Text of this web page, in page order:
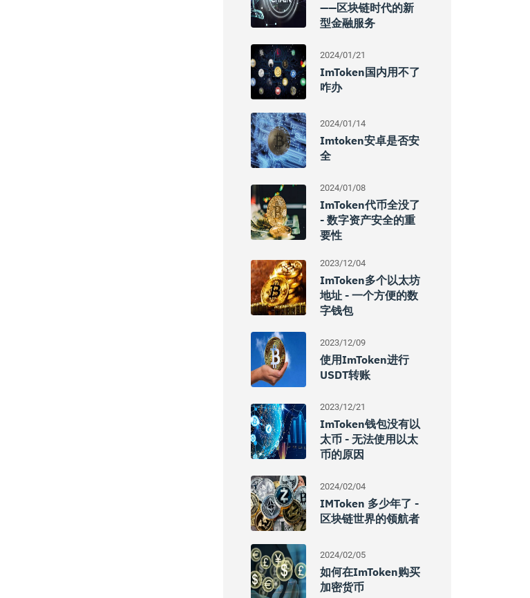
——区块链时代的新
型金融服务
2024/01/21
ImToken国内用不了
咋办
2024/01/14
Imtoken安卓是否安
全
2024/01/08
ImToken代币全没了
- 数字资产安全的重
要性
2023/12/04
ImToken多个以太坊
地址 - 一个方便的数
字钱包
2023/12/09
使用imToken进行
USDT转账
2023/12/21
ImToken钱包没有以
太币 - 无法使用以太
币的原因
2024/02/04
IMToken 多少年了 -
区块链世界的领航者
2024/02/05
如何在imToken购买
加密货币